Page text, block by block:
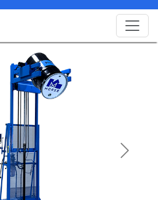
Next